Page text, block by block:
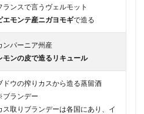
ランスで言うヴェルモット
エモンテ産ニガヨモギで造る
ンパーニア州産
モンの皮で造るリキュール
ドウの搾りカスから造る蒸留酒
ランデー
ス取りブランデーは各国にあり、イ